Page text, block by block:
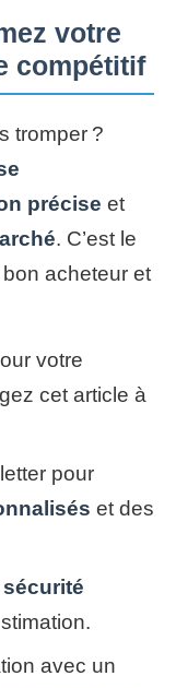
votre
compétitif
tromper ?
précise et
. C’est le
acheteur et
votre
cet article à
pour
et des
sécurité
avec un